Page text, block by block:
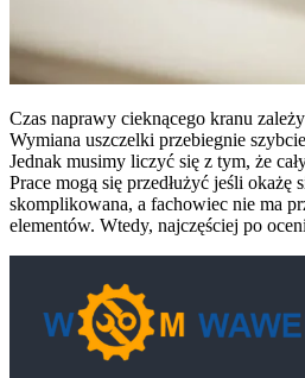
Czas naprawy cieknącego kranu
Wymiana uszczelki przebiegnie
Jednak musimy liczyć się z tym, że
Prace mogą się przedłużyć jeśli okażę
skomplikowana, a fachowiec nie ma
elementów. Wtedy, najczęściej po